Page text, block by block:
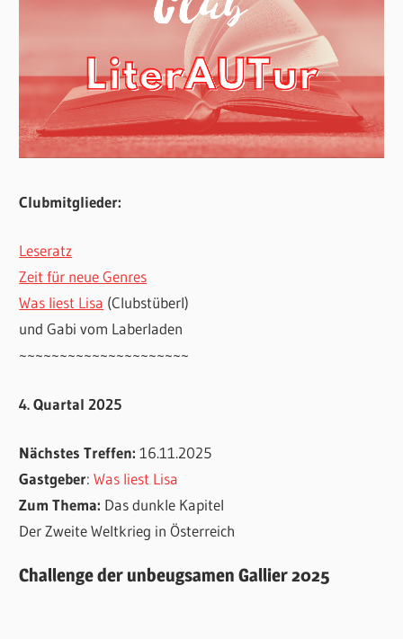
Clubmitglieder:
Leseratz
Zeit für neue Genres
Was liest Lisa (Clubstüberl)
und Gabi vom Laberladen
~~~~~~~~~~~~~~~~~~~~~
4. Quartal 2025
Nächstes Treffen:16.11.2025
Gastgeber:Was liest Lisa
Zum Thema: Das dunkle Kapitel
Der Zweite Weltkrieg in Österreich
Challenge der unbeugsamen Gallier 2025